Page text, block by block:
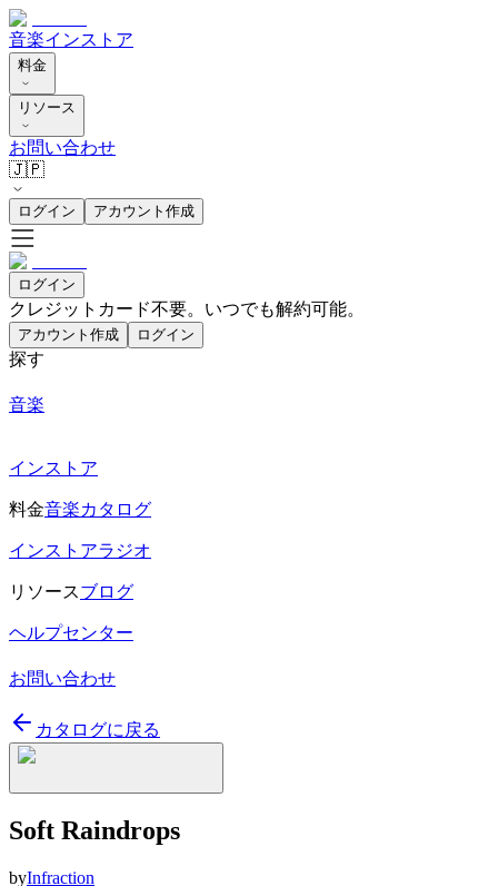
音楽インストア
料金
リソース
お問い合わせ
🇯🇵
ログイン アカウント作成
ログイン
クレジットカード不要。いつでも解約可能。
アカウント作成 ログイン
探す
音楽
インストア
料金音楽カタログ
インストアラジオ
リソースブログ
ヘルプセンター
お問い合わせ
カタログに戻る
Soft Raindrops
byInfraction